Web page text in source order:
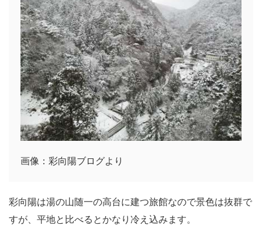
画像：彩向陽ブログより
彩向陽は湯の山随一の高台に建つ旅館なので景色は抜群で
すが、平地と比べるとかなり冷え込みます。